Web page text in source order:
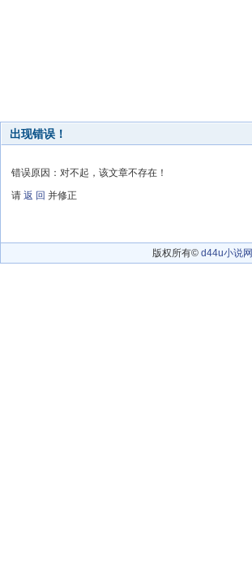
出现错误！
错误原因：对不起，该文章不存在！
请 返 回 并修正
版权所有© d44u小说网